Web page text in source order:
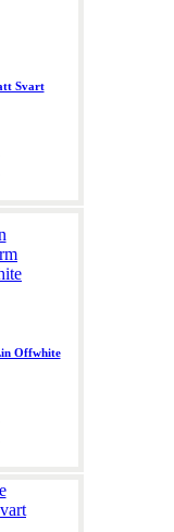
Svart
Offwhite